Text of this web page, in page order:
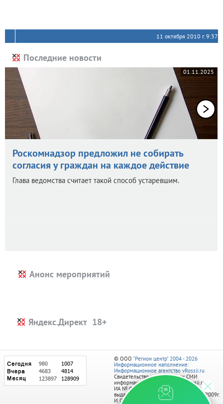
11 октября 2010 г. 9:37
Последние новости
01.11.2025
Роскомнадзор предложил не собирать
согласия у граждан на каждое действие
Глава ведомства считает такой способ устаревшим.
Анонс мероприятий
Яндекс.Директ
© ООО "Регион центр" 2004 - 2026
Информационное наполнение:
Информационное агентство vRossii.ru
Свидетельство о регистрации СМИ
информационного агентства vRossii.ru
ИА № ФС 77‑35502
выдано РОСКОМНАДЗОРом 04 марта 2009г.
И. О. Главного редактора Нарыков А. Н.